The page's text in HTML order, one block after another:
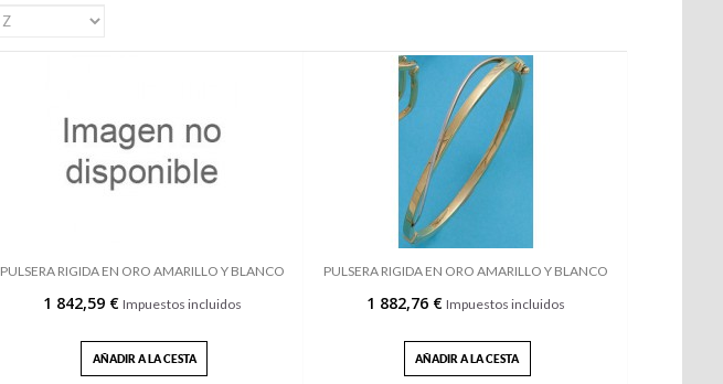
PULSERA RIGIDA EN ORO AMARILLO Y BLANCO
1 842,59 € Impuestos incluidos
AÑADIR A LA CESTA
PULSERA RIGIDA EN ORO AMARILLO Y BLANCO
1 882,76 € Impuestos incluidos
AÑADIR A LA CESTA